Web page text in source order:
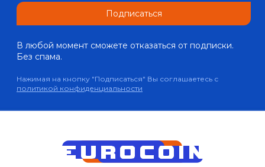
Подписаться
В любой момент сможете отказаться от подписки.
Без спама.
Нажимая на кнопку "Подписаться" Вы соглашаетесь с
политикой конфиденциальности